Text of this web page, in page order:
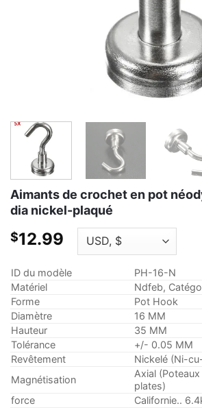
Aimants de crochet en pot
dia nickel-plaqué
$12.99
ID du modèle
PH-16-N
Matériel
Ndfeb,
Forme
Pot Hook
Diamètre
16 MM
Hauteur
35 MM
Tolérance
+/- 0.05 MM
Revêtement
Nickelé (Ni-
Magnétisation
Axial
plates)
force
Californie..